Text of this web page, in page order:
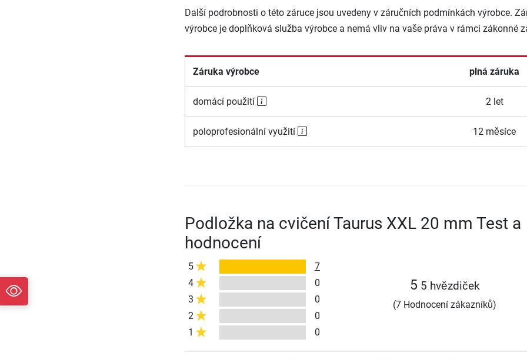
Další podrobnosti o této záruce jsou uvedeny v záručních podmínkách výrobce.
výrobce je doplňková služba výrobce a nemá vliv na vaše práva v rámci zákonné
Záruka výrobce plná záruka
domácí použití 2 let
poloprofesionální využití 12 měsíce
Podložka na cvičení Taurus XXL 20 mm Test a
hodnocení
5
7
4
0
3
0
2
0
1
0
5 5 hvězdiček
(7 Hodnocení zákazníků)